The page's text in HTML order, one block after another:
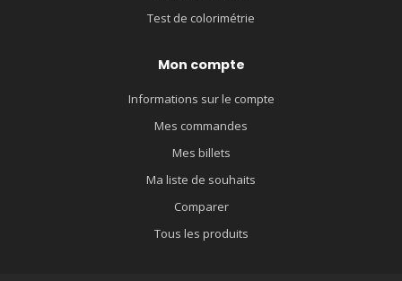
Test de colorimétrie
Mon compte
Informations sur le compte
Mes commandes
Mes billets
Ma liste de souhaits
Comparer
Tous les produits